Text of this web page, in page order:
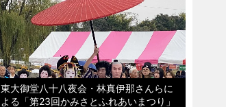
東大御堂八十八夜会・林真伊那さんらに
よる「第23回かみさとふれあいまつり」